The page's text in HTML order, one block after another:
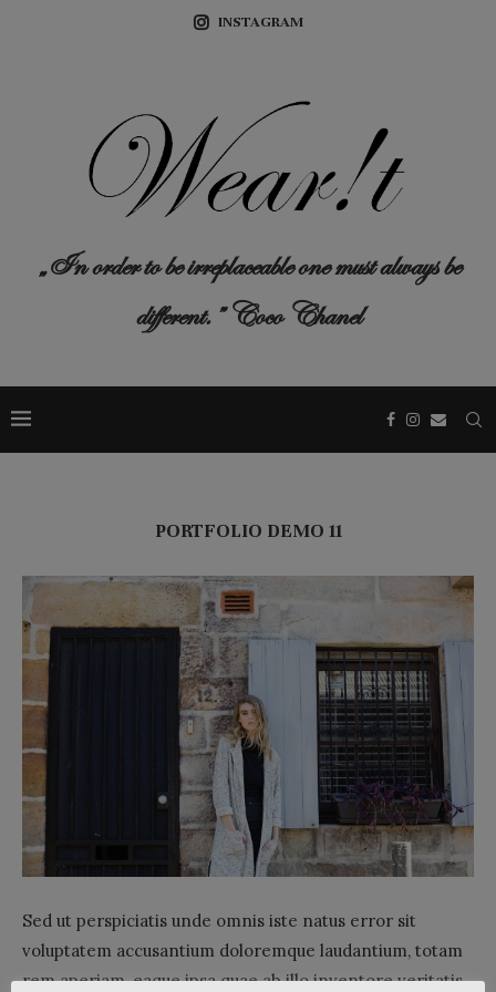
INSTAGRAM
„In order to be irreplaceable one must always be
different.” Coco Chanel
PORTFOLIO DEMO 11
Sed ut perspiciatis unde omnis iste natus error sit
voluptatem accusantium doloremque laudantium, totam
rem aperiam, eaque ipsa quae ab illo inventore veritatis